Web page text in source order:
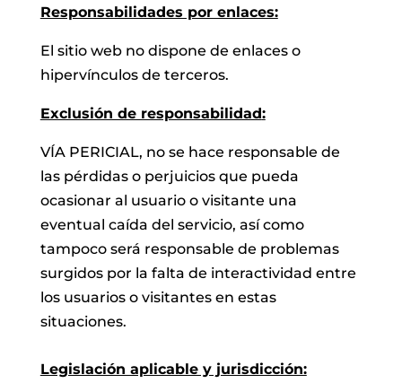
Responsabilidades por enlaces:
El sitio web no dispone de enlaces o
hipervínculos de terceros.
Exclusión de responsabilidad:
VÍA PERICIAL, no se hace responsable de
las pérdidas o perjuicios que pueda
ocasionar al usuario o visitante una
eventual caída del servicio, así como
tampoco será responsable de problemas
surgidos por la falta de interactividad entre
los usuarios o visitantes en estas
situaciones.
Legislación aplicable y jurisdicción: